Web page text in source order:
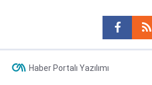
Haber Portalı Yazılımı